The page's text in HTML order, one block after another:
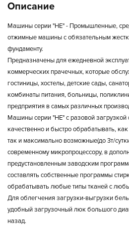
Описание
Машины серии "HE" - Промышленные,
отжимные машины с обязательным
фундаменту.
Предназначены для ежедневной
коммерческих прачечных, которые
гостиницы, хостелы, детские сады,
комбинаты питания, больницы,
предприятия в самых различных
Машины серии "HE" с разовой загрузкой
качественно и быстро обрабатывать,
так и максимально возможные(до 3т/
современному микропроцессору, в
предустановленным заводским
составлять собственные программы
обрабатывать любые типы тканей с
Для облегчения загрузки-выгрузки
удобный загрузочный люк большого
назад.